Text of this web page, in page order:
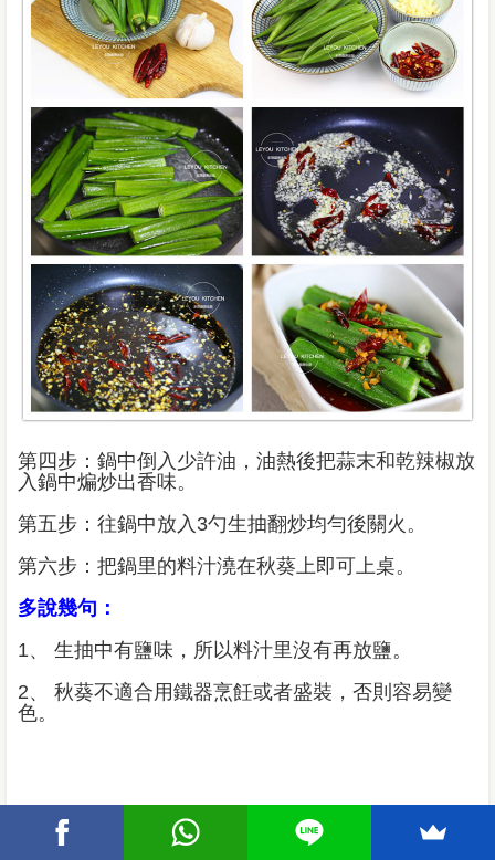
第四步：鍋中倒入少許油，油熱後把蒜末和乾辣椒放
入鍋中煸炒出香味。
第五步：往鍋中放入3勺生抽翻炒均勻後關火。
第六步：把鍋里的料汁澆在秋葵上即可上桌。
多說幾句：
1、 生抽中有鹽味，所以料汁里沒有再放鹽。
2、 秋葵不適合用鐵器烹飪或者盛裝，否則容易變
色。